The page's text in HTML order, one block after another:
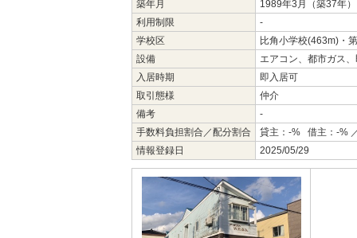
築年月
1989年3月（築37年）
利用制限
-
学校区
比角小学校(463m)・
設備
エアコン、都市ガス
入居時期
即入居可
取引態様
仲介
備考
-
手数料負担割合／配分割合
貸主：-% 借主：-%
情報登録日
2025/05/29